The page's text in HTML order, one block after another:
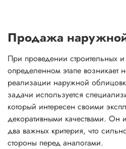
Продажа
При проведении строительных
определенном этапе возникает
реализации наружной
задачи используется
который интересен своими
декоративными качествами. Он
два важных критерия, что
стороны перед аналогами.